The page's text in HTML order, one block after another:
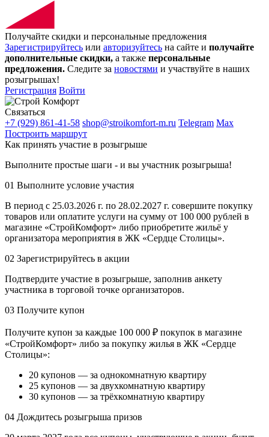
Получайте скидки и персональные предложения
Зарегистрируйтесь или авторизуйтесь на сайте и получайте
дополнительные скидки, а также персональные
предложения. Следите за новостями и участвуйте в наших
розыгрышах!
Регистрация Войти
Связаться
+7 (929) 861-41-58 shop@stroikomfort-m.ru Telegram Max
Построить маршрут
Как принять участие в розыгрыше
Выполните простые шаги - и вы участник розыгрыша!
01 Выполните условие участия
В период с 25.03.2026 г. по 28.02.2027 г. совершите покупку
товаров или оплатите услуги на сумму от 100 000 рублей в
магазине «СтройКомфорт» либо приобретите жильё у
организатора мероприятия в ЖК «Сердце Столицы».
02 Зарегистрируйтесь в акции
Подтвердите участие в розыгрыше, заполнив анкету
участника в торговой точке организаторов.
03 Получите купон
Получите купон за каждые 100 000 ₽ покупок в магазине
«СтройКомфорт» либо за покупку жилья в ЖК «Сердце
Столицы»:
20 купонов — за однокомнатную квартиру
25 купонов — за двухкомнатную квартиру
30 купонов — за трёхкомнатную квартиру
04 Дождитесь розыгрыша призов